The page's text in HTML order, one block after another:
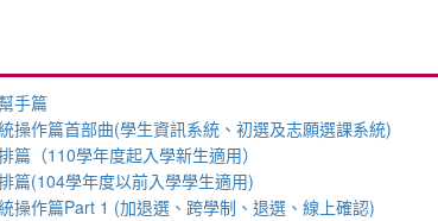
手篇
操作篇首部曲(學生資訊系統、初選及志願選課系統)
篇（110學年度起入學新生適用）
篇(104學年度以前入學學生適用)
操作篇Part 1 (加退選、跨學制、退選、線上確認)